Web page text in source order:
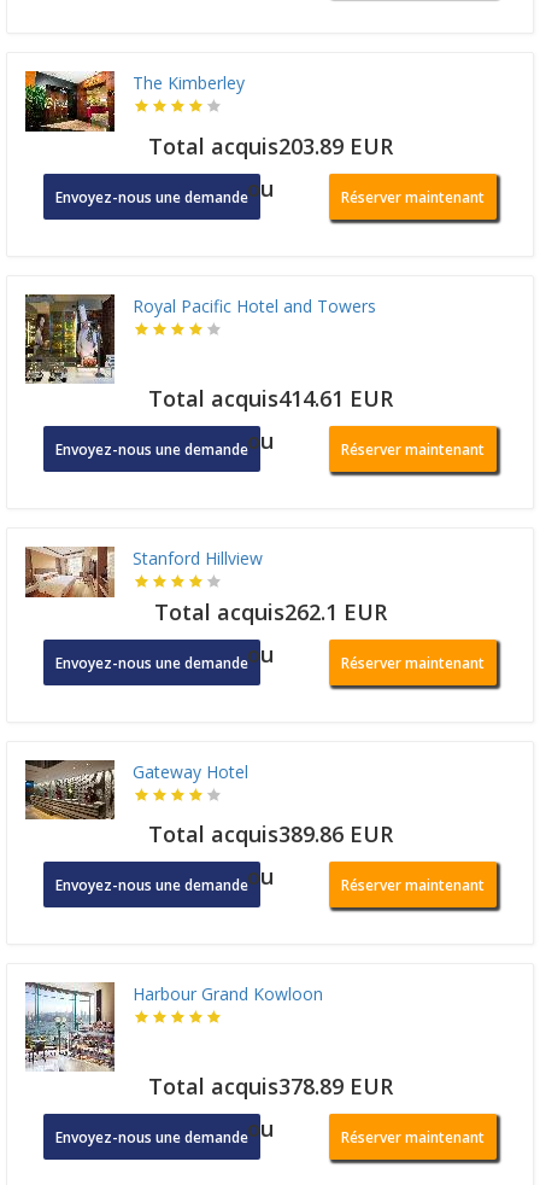
The Kimberley
Total acquis203.89 EUR
Envoyez-nous une demandeou Réserver maintenant
Royal Pacific Hotel and Towers
Total acquis414.61 EUR
Envoyez-nous une demandeou Réserver maintenant
Stanford Hillview
Total acquis262.1 EUR
Envoyez-nous une demandeou Réserver maintenant
Gateway Hotel
Total acquis389.86 EUR
Envoyez-nous une demandeou Réserver maintenant
Harbour Grand Kowloon
Total acquis378.89 EUR
Envoyez-nous une demandeou Réserver maintenant